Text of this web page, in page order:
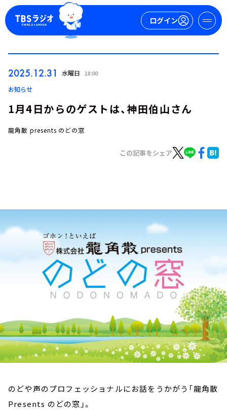
ログイン
トピックス
お知らせ
イベント・グッズ
YouTube
会社情報
2025.12.31 水曜日 18:00
お知らせ
1月4日からのゲストは、神田伯山さん
龍角散 presents のどの窓
この記事をシェア
のどや声のプロフェッショナルにお話をうかがう「龍角散
Presents のどの窓」。